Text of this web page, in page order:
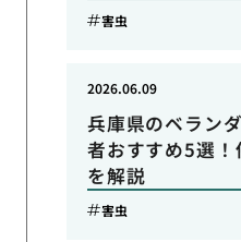
害虫
兵庫県のベラン
者おすすめ5選
を解説
2026.06.09
害虫